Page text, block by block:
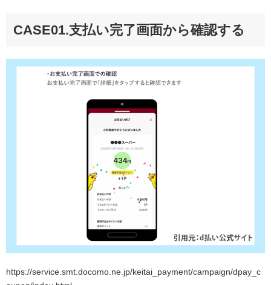
CASE01.支払い完了画面から確認する
https://service.smt.docomo.ne.jp/keitai_payment/campaign/dpay_c